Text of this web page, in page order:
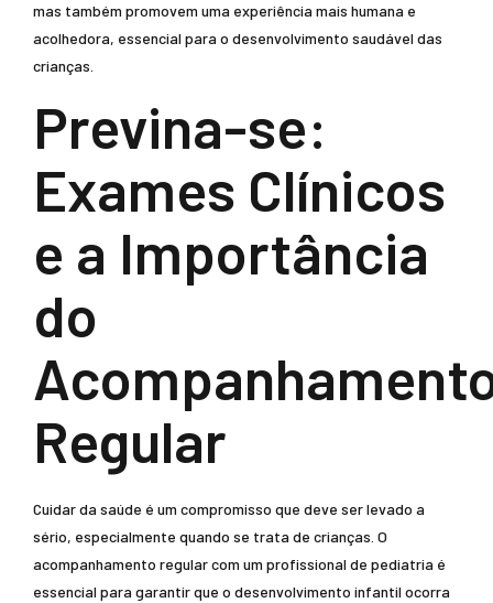
mas também promovem uma experiência mais humana e
acolhedora, essencial para o desenvolvimento saudável das
crianças.
Previna-se:
Exames Clínicos
e a Importância
do
Regular
Cuidar da saúde é um compromisso que deve ser levado a
sério, especialmente quando se trata de crianças. O
acompanhamento regular com um profissional de pediatria é
essencial para garantir que o desenvolvimento infantil ocorra